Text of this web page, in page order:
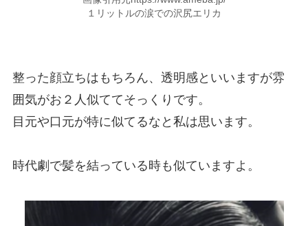
１リットルの涙での沢尻エリカ
整った顔立ちはもちろん、透明感といいますが雰
囲気がお２人似ててそっくりです。
目元や口元が特に似てるなと私は思います。
時代劇で髪を結っている時も似ていますよ。